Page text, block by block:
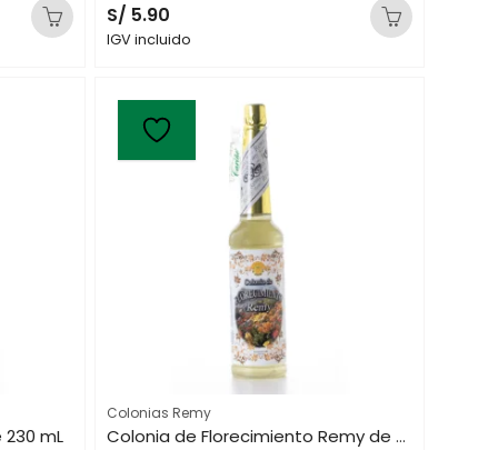
S/ 5.90
IGV incluido
mL
Colonias Remy
Colonia de Florecimiento Remy de 230 mL